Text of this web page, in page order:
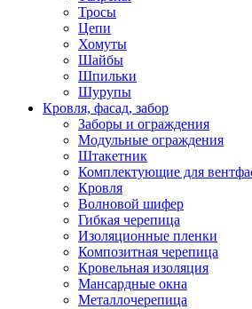
Тросы
Цепи
Хомуты
Шайбы
Шпильки
Шурупы
Кровля, фасад, забор
Заборы и ограждения
Модульные ограждения
Штакетник
Комплектующие для
Кровля
Волновой шифер
Гибкая черепица
Изоляционные пленки
Композитная черепица
Кровельная изоляция
Мансардные окна
Металлочерепица